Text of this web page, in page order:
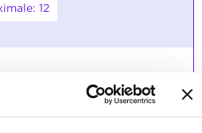
12
les ingrédients en quantité